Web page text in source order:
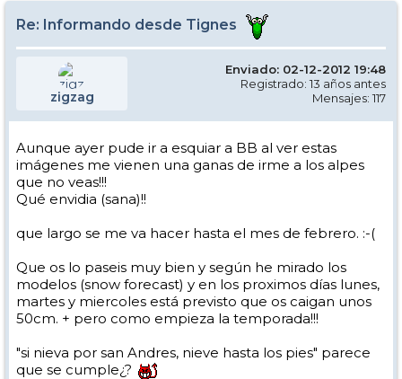
Re: Informando desde Tignes
zigzag
Enviado: 02-12-2012 19:48
Registrado: 13 años antes
Mensajes: 117
Aunque ayer pude ir a esquiar a BB al ver estas
imágenes me vienen una ganas de irme a los alpes
que no veas!!!
Qué envidia (sana)!!
que largo se me va hacer hasta el mes de febrero. :-(
Que os lo paseis muy bien y según he mirado los
modelos (snow forecast) y en los proximos días lunes,
martes y miercoles está previsto que os caigan unos
50cm. + pero como empieza la temporada!!!
"si nieva por san Andres, nieve hasta los pies" parece
que se cumple¿?